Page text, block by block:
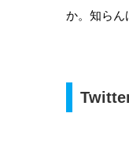
か。知らん